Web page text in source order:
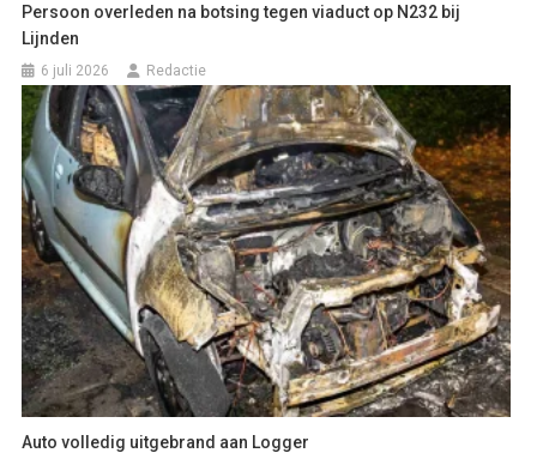
Persoon overleden na botsing tegen viaduct op N232 bij
Lijnden
6 juli 2026 Redactie
Auto volledig uitgebrand aan Logger